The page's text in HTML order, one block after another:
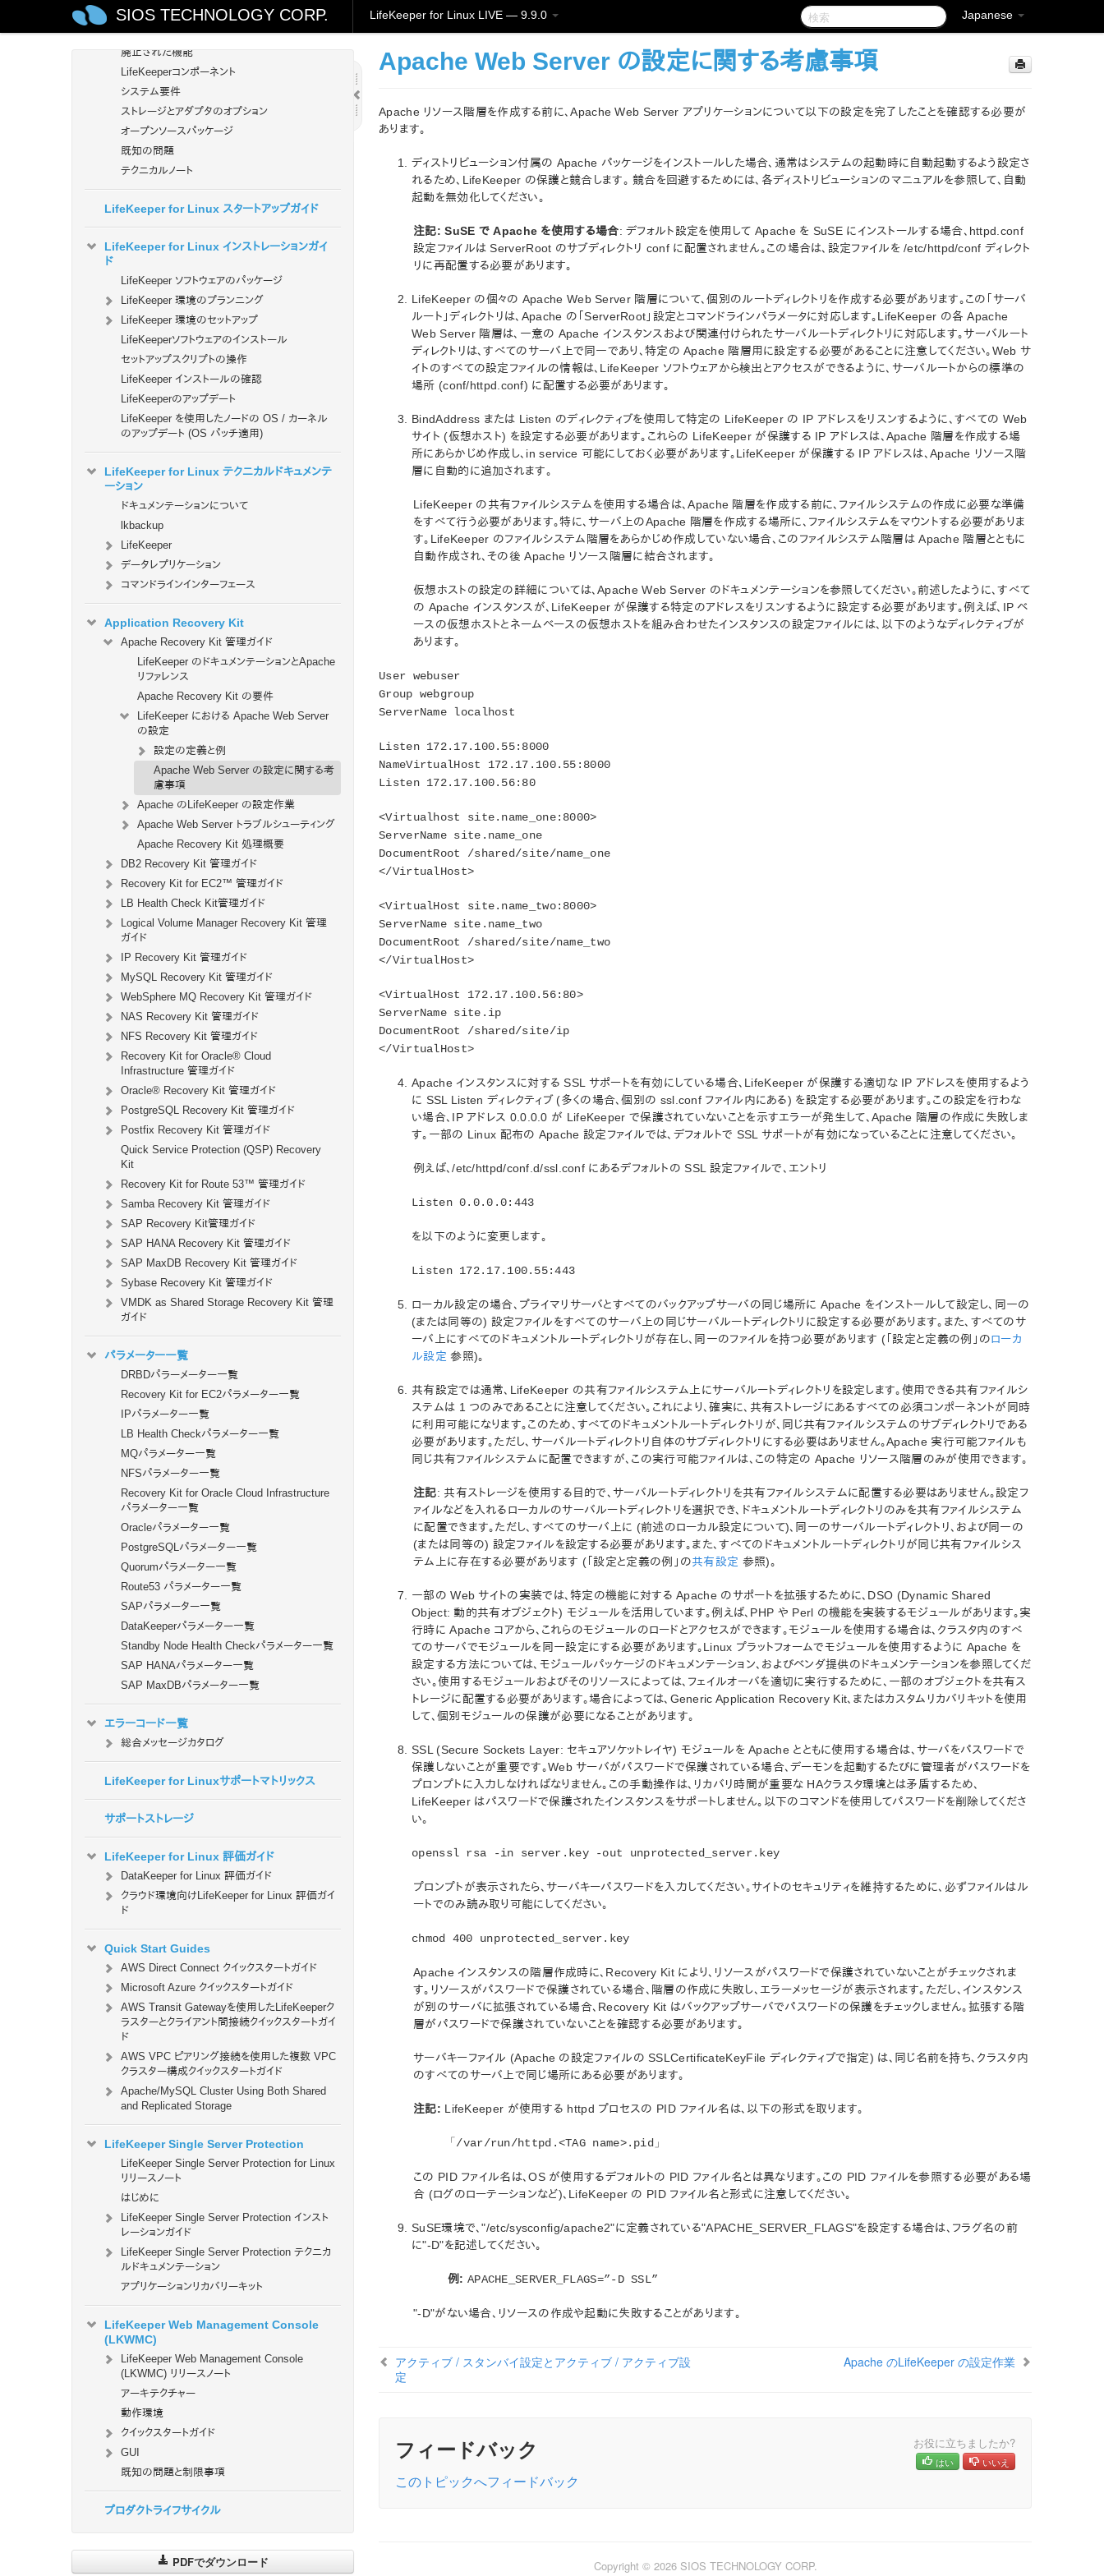
Japanese
SIOS TECHNOLOGY CORP. LifeKeeper for Linux LIVE — 9.9.0
新機能
バグの修正 / Hotfixes
廃止された機能
LifeKeeperコンポーネント
システム要件
ストレージとアダプタのオプション
オープンソースパッケージ
既知の問題
テクニカルノート
LifeKeeper for Linux スタートアップガイド
LifeKeeper for Linux インストレーションガイ
ド
LifeKeeper ソフトウェアのパッケージ
LifeKeeper 環境のプランニング
LifeKeeper 環境のセットアップ
LifeKeeperソフトウェアのインストール
セットアップスクリプトの操作
LifeKeeper インストールの確認
LifeKeeperのアップデート
LifeKeeper を使用したノードの OS / カーネル
のアップデート (OS パッチ適用)
LifeKeeper for Linux テクニカルドキュメンテ
ーション
ドキュメンテーションについて
lkbackup
LifeKeeper
データレプリケーション
コマンドラインインターフェース
Application Recovery Kit
Apache Recovery Kit 管理ガイド
LifeKeeper のドキュメンテーションとApache
リファレンス
Apache Recovery Kit の要件
LifeKeeper における Apache Web Server
の設定
設定の定義と例
Apache Web Server の設定に関する考
慮事項
Apache のLifeKeeper の設定作業
Apache Web Server トラブルシューティング
Apache Recovery Kit 処理概要
DB2 Recovery Kit 管理ガイド
Recovery Kit for EC2™ 管理ガイド
LB Health Check Kit管理ガイド
Logical Volume Manager Recovery Kit 管理
ガイド
IP Recovery Kit 管理ガイド
MySQL Recovery Kit 管理ガイド
WebSphere MQ Recovery Kit 管理ガイド
NAS Recovery Kit 管理ガイド
NFS Recovery Kit 管理ガイド
Recovery Kit for Oracle® Cloud
Infrastructure 管理ガイド
Oracle® Recovery Kit 管理ガイド
PostgreSQL Recovery Kit 管理ガイド
Postfix Recovery Kit 管理ガイド
Quick Service Protection (QSP) Recovery
Kit
Recovery Kit for Route 53™ 管理ガイド
Samba Recovery Kit 管理ガイド
SAP Recovery Kit管理ガイド
SAP HANA Recovery Kit 管理ガイド
SAP MaxDB Recovery Kit 管理ガイド
Sybase Recovery Kit 管理ガイド
VMDK as Shared Storage Recovery Kit 管理
ガイド
パラメーター一覧
DRBDパラーメーター一覧
Recovery Kit for EC2パラメーター一覧
IPパラメーター一覧
LB Health Checkパラメーター一覧
MQパラメーター一覧
NFSパラメーター一覧
Recovery Kit for Oracle Cloud Infrastructure
パラメーター一覧
Oracleパラメーター一覧
PostgreSQLパラメーター一覧
Quorumパラメーター一覧
Route53 パラメーター一覧
SAPパラメーター一覧
DataKeeperパラメーター一覧
Standby Node Health Checkパラメーター一覧
SAP HANAパラメーター一覧
SAP MaxDBパラメーター一覧
エラーコード一覧
総合メッセージカタログ
LifeKeeper for Linuxサポートマトリックス
サポートストレージ
LifeKeeper for Linux 評価ガイド
DataKeeper for Linux 評価ガイド
クラウド環境向けLifeKeeper for Linux 評価ガイ
ド
Quick Start Guides
AWS Direct Connect クイックスタートガイド
Microsoft Azure クイックスタートガイド
AWS Transit Gatewayを使用したLifeKeeperク
ラスターとクライアント間接続クイックスタートガイ
ド
AWS VPC ピアリング接続を使用した複数 VPC
クラスター構成クイックスタートガイド
Apache/MySQL Cluster Using Both Shared
and Replicated Storage
LifeKeeper Single Server Protection
LifeKeeper Single Server Protection for Linux
リリースノート
はじめに
LifeKeeper Single Server Protection インスト
レーションガイド
LifeKeeper Single Server Protection テクニカ
ルドキュメンテーション
アプリケーションリカバリーキット
LifeKeeper Web Management Console
(LKWMC)
LifeKeeper Web Management Console
(LKWMC) リリースノート
アーキテクチャー
動作環境
クイックスタートガイド
GUI
既知の問題と制限事項
プロダクトライフサイクル
PDFでダウンロード
Apache Web Server の設定に関する考慮事項
Apache リソース階層を作成する前に、Apache Web Server アプリケーションについて以下の設定を完了したことを確認する必要が
あります。
ディストリビューション付属の Apache パッケージをインストールした場合、通常はシステムの起動時に自動起動するよう設定さ
れるため、LifeKeeper の保護と競合します。 競合を回避するためには、各ディストリビューションのマニュアルを参照して、自動
起動を無効化してください。
注記: SuSE で Apache を使用する場合: デフォルト設定を使用して Apache を SuSE にインストールする場合、httpd.conf
設定ファイルは ServerRoot のサブディレクトリ conf に配置されません。この場合は、設定ファイルを /etc/httpd/conf ディレクト
リに再配置する必要があります。
LifeKeeper の個々の Apache Web Server 階層について、個別のルートディレクトリを作成する必要があります。この「サーバ
ルート」ディレクトリは、Apache の「ServerRoot」設定とコマンドラインパラメータに対応します。LifeKeeper の各 Apache
Web Server 階層は、一意の Apache インスタンスおよび関連付けられたサーバルートディレクトリに対応します。サーバルート
ディレクトリは、すべてのサーバ上で同一であり、特定の Apache 階層用に設定する必要があることに注意してください。Web サ
イトのすべての設定ファイルの情報は、LifeKeeper ソフトウェアから検出とアクセスができるように、サーバルートからの標準の
場所 (conf/httpd.conf) に配置する必要があります。
BindAddress または Listen のディレクティブを使用して特定の LifeKeeper の IP アドレスをリスンするように、すべての Web
サイト (仮想ホスト) を設定する必要があります。これらの LifeKeeper が保護する IP アドレスは、Apache 階層を作成する場
所にあらかじめ作成し、in service 可能にしておく必要があります。LifeKeeper が保護する IP アドレスは、Apache リソース階
層に自動的に追加されます。
LifeKeeper の共有ファイルシステムを使用する場合は、Apache 階層を作成する前に、ファイルシステムの作成に必要な準備
をすべて行う必要があります。特に、サーバ上のApache 階層を作成する場所に、ファイルシステムをマウントする必要がありま
す。LifeKeeper のファイルシステム階層をあらかじめ作成していない場合、このファイルシステム階層は Apache 階層とともに
自動作成され、その後 Apache リソース階層に結合されます。
仮想ホストの設定の詳細については、Apache Web Server のドキュメンテーションを参照してください。前述したように、すべて
の Apache インスタンスが、LifeKeeper が保護する特定のアドレスをリスンするように設定する必要があります。例えば、IP ベ
ースの仮想ホストとネームベースの仮想ホストを組み合わせたインスタンスの設定ファイルには、以下のようなディレクティブが
あります。
User webuser
Group webgroup
ServerName localhost
Listen 172.17.100.55:8000
NameVirtualHost 172.17.100.55:8000
Listen 172.17.100.56:80
<Virtualhost site.name_one:8000>
ServerName site.name_one
DocumentRoot /shared/site/name_one
</VirtualHost>
<VirtualHost site.name_two:8000>
ServerName site.name_two
DocumentRoot /shared/site/name_two
</VirtualHost>
<VirtualHost 172.17.100.56:80>
ServerName site.ip
DocumentRoot /shared/site/ip
</VirtualHost>
Apache インスタンスに対する SSL サポートを有効にしている場合、LifeKeeper が保護する適切な IP アドレスを使用するよう
に SSL Listen ディレクティブ (多くの場合、個別の ssl.conf ファイル内にある) を設定する必要があります。この設定を行わな
い場合、IP アドレス 0.0.0.0 が LifeKeeper で保護されていないことを示すエラーが発生して、Apache 階層の作成に失敗しま
す。一部の Linux 配布の Apache 設定ファイルでは、デフォルトで SSL サポートが有効になっていることに注意してください。
例えば、/etc/httpd/conf.d/ssl.conf にあるデフォルトの SSL 設定ファイルで、エントリ
Listen 0.0.0.0:443
を以下のように変更します。
Listen 172.17.100.55:443
ローカル設定の場合、プライマリサーバとすべてのバックアップサーバの同じ場所に Apache をインストールして設定し、同一の
(または同等の) 設定ファイルをすべてのサーバ上の同じサーバルートディレクトリに設定する必要があります。また、すべてのサ
ーバ上にすべてのドキュメントルートディレクトリが存在し、同一のファイルを持つ必要があります (「設定と定義の例」のローカ
ル設定 参照)。
共有設定では通常、LifeKeeper の共有ファイルシステム上にサーバルートディレクトリを設定します。使用できる共有ファイルシ
ステムは 1 つのみであることに注意してください。これにより、確実に、共有ストレージにあるすべての必須コンポーネントが同時
に利用可能になります。このため、すべてのドキュメントルートディレクトリが、同じ共有ファイルシステムのサブディレクトリである
必要があります。ただし、サーバルートディレクトリ自体のサブディレクトリにする必要はありません。Apache 実行可能ファイルも
同じ共有ファイルシステムに配置できますが、この実行可能ファイルは、この特定の Apache リソース階層のみが使用できます。
注記: 共有ストレージを使用する目的で、サーバルートディレクトリを共有ファイルシステムに配置する必要はありません。設定フ
ァイルなどを入れるローカルのサーバルートディレクトリを選択でき、ドキュメントルートディレクトリのみを共有ファイルシステム
に配置できます。ただし、すべてのサーバ上に (前述のローカル設定について)、同一のサーバルートディレクトリ、および同一の
(または同等の) 設定ファイルを設定する必要があります。また、すべてのドキュメントルートディレクトリが同じ共有ファイルシス
テム上に存在する必要があります (「設定と定義の例」の共有設定 参照)。
一部の Web サイトの実装では、特定の機能に対する Apache のサポートを拡張するために、DSO (Dynamic Shared
Object: 動的共有オブジェクト) モジュールを活用しています。例えば、PHP や Perl の機能を実装するモジュールがあります。実
行時に Apache コアから、これらのモジュールのロードとアクセスができます。モジュールを使用する場合は、クラスタ内のすべ
てのサーバでモジュールを同一設定にする必要があります。Linux プラットフォームでモジュールを使用するように Apache を
設定する方法については、モジュールパッケージのドキュメンテーション、およびベンダ提供のドキュメンテーションを参照してくだ
さい。使用するモジュールおよびそのリソースによっては、フェイルオーバを適切に実行するために、一部のオブジェクトを共有ス
トレージに配置する必要があります。場合によっては、Generic Application Recovery Kit、またはカスタムリカバリキットを使用
して、個別モジュールの保護が必要になることがあります。
SSL (Secure Sockets Layer: セキュアソケットレイヤ) モジュールを Apache とともに使用する場合は、サーバをパスワードで
保護しないことが重要です。Web サーバがパスワードで保護されている場合、デーモンを起動するたびに管理者がパスワードを
プロンプトに入力しなければなりません。この手動操作は、リカバリ時間が重要な HAクラスタ環境とは矛盾するため、
LifeKeeper はパスワードで保護されたインスタンスをサポートしません。以下のコマンドを使用してパスワードを削除してくださ
い。
openssl rsa -in server.key -out unprotected_server.key
プロンプトが表示されたら、サーバキーパスワードを入力してください。サイトのセキュリティを維持するために、必ずファイルはル
ートでのみ読み取り可能にしてください。
chmod 400 unprotected_server.key
Apache インスタンスの階層作成時に、Recovery Kit により、リソースがパスワードで保護されていないことがチェックされま
す。リソースがパスワードで保護されている場合、階層の作成に失敗し、エラーメッセージが表示されます。ただし、インスタンス
が別のサーバに拡張されている場合、Recovery Kit はバックアップサーバでパスワードの保護をチェックしません。拡張する階
層がパスワードで保護されていないことを確認する必要があります。
サーバキーファイル (Apache の設定ファイルの SSLCertificateKeyFile ディレクティブで指定) は、同じ名前を持ち、クラスタ内
のすべてのサーバ上で同じ場所にある必要があります。
注記: LifeKeeper が使用する httpd プロセスの PID ファイル名は、以下の形式を取ります。
「/var/run/httpd.<TAG name>.pid」
この PID ファイル名は、OS が使用するデフォルトの PID ファイル名とは異なります。この PID ファイルを参照する必要がある場
合 (ログのローテーションなど)、LifeKeeper の PID ファイル名と形式に注意してください。
SuSE環境で、"/etc/sysconfig/apache2"に定義されている"APACHE_SERVER_FLAGS"を設定する場合は、フラグ名の前
に"-D"を記述してください。
例: APACHE_SERVER_FLAGS=”-D SSL”
"-D"がない場合、リソースの作成や起動に失敗することがあります。
アクティブ / スタンバイ設定とアクティブ / アクティブ設
定
Apache のLifeKeeper の設定作業
フィードバック お役に立ちましたか?
はい いいえ
このトピックへフィードバック
Copyright © 2026 SIOS TECHNOLOGY CORP.